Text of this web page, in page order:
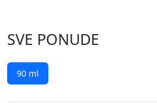
SVE PONUDE
90 ml